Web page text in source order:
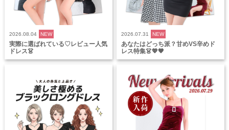
2026.08.04 NEW
実際に選ばれている♡レビュー人気
ドレス👗
2026.07.31 NEW
あなたはどっち派？甘めVS辛めド
レス特集👗💖🖤